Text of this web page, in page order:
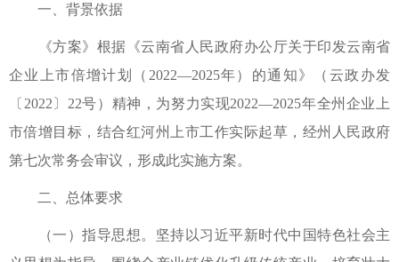
一、背景依据
《方案》根据《云南省人民政府办公厅关于印发云南省
企业上市倍增计划（2022—2025年）的通知》（云政办发
〔2022〕22号）精神，为努力实现2022—2025年全州企业上
市倍增目标，结合红河州上市工作实际起草，经州人民政府
第七次常务会审议，形成此实施方案。
二、总体要求
（一）指导思想。坚持以习近平新时代中国特色社会主